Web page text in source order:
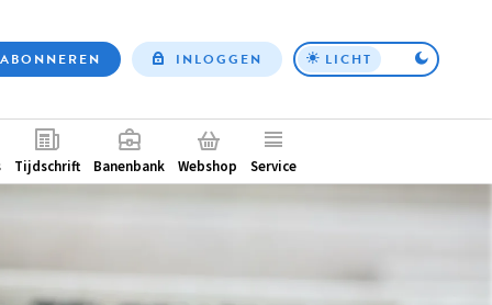
Top
ABONNEREN INLOGGEN LICHT
Tijdschrift Banenbank Webshop Service